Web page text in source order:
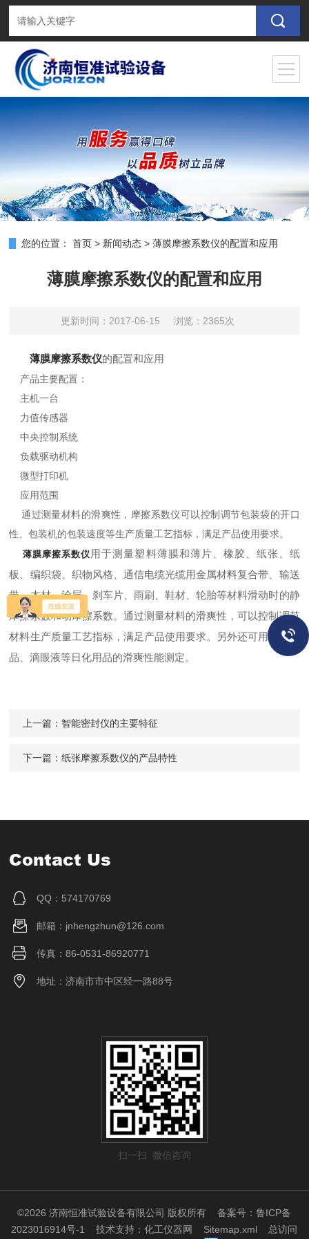
您的位置： 首页 > 新闻动态 >薄膜摩擦系数仪的配置和应用
薄膜摩擦系数仪的配置和应用
更新时间：2017-06-15 浏览：2365次
薄膜摩擦系数仪的配置和应用
产品主要配置：
主机一台
力值传感器
中央控制系统
负载驱动机构
微型打印机
应用范围
通过测量材料的滑爽性，摩擦系数仪可以控制调节包装袋的开口
性、包装机的包装速度等生产质量工艺指标，满足产品使用要求。
薄膜摩擦系数仪 用于测量塑料薄膜和薄片、橡胶、纸张、纸
板、编织袋、织物风格、通信电缆光缆用金属材料复合带、输送
带、木材、涂层、刹车片、雨刷、鞋材、轮胎等材料滑动时的静
摩擦系数和动摩擦系数。通过测量材料的滑爽性，可以控制调节
材料生产质量工艺指标，满足产品使用要求。另外还可用于化妆
品、滴眼液等日化用品的滑爽性能测定。
上一篇： 智能密封仪的主要特征
下一篇：纸张摩擦系数仪的产品特性
Contact Us
QQ：574170769
邮箱：jnhengzhun@126.com
传真：86-0531-86920771
地址：济南市市中区经一路88号
扫一扫 微信咨询
©2026 济南恒准试验设备有限公司 版权所有备案号：鲁ICP备
2023016914号-1
技术支持：化工仪器网 Sitemap.xml 总访问